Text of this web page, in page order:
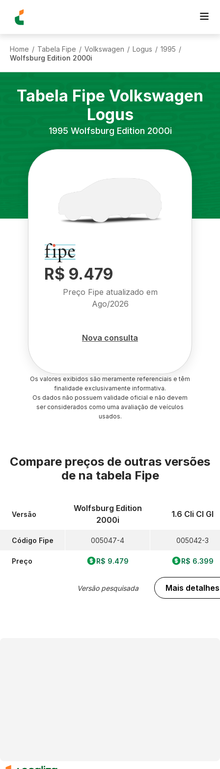
Home / Tabela Fipe / Volkswagen / Logus / 1995 /
Wolfsburg Edition 2000i
Tabela Fipe Volkswagen
Logus
1995 Wolfsburg Edition 2000i
R$ 9.479
Preço Fipe atualizado em
Ago/2026
Nova consulta
Os valores exibidos são meramente referenciais e têm
finalidade exclusivamente informativa.
Os dados não possuem validade oficial e não devem
ser considerados como uma avaliação de veículos
usados.
Compare preços de outras versões
de na tabela Fipe
Versão
Código Fipe
Preço
Wolfsburg Edition
2000i
005047-4
R$ 9.479
Versão pesquisada
1.6 Cli Cl Gl
005042-3
R$ 6.399
Mais detalhes